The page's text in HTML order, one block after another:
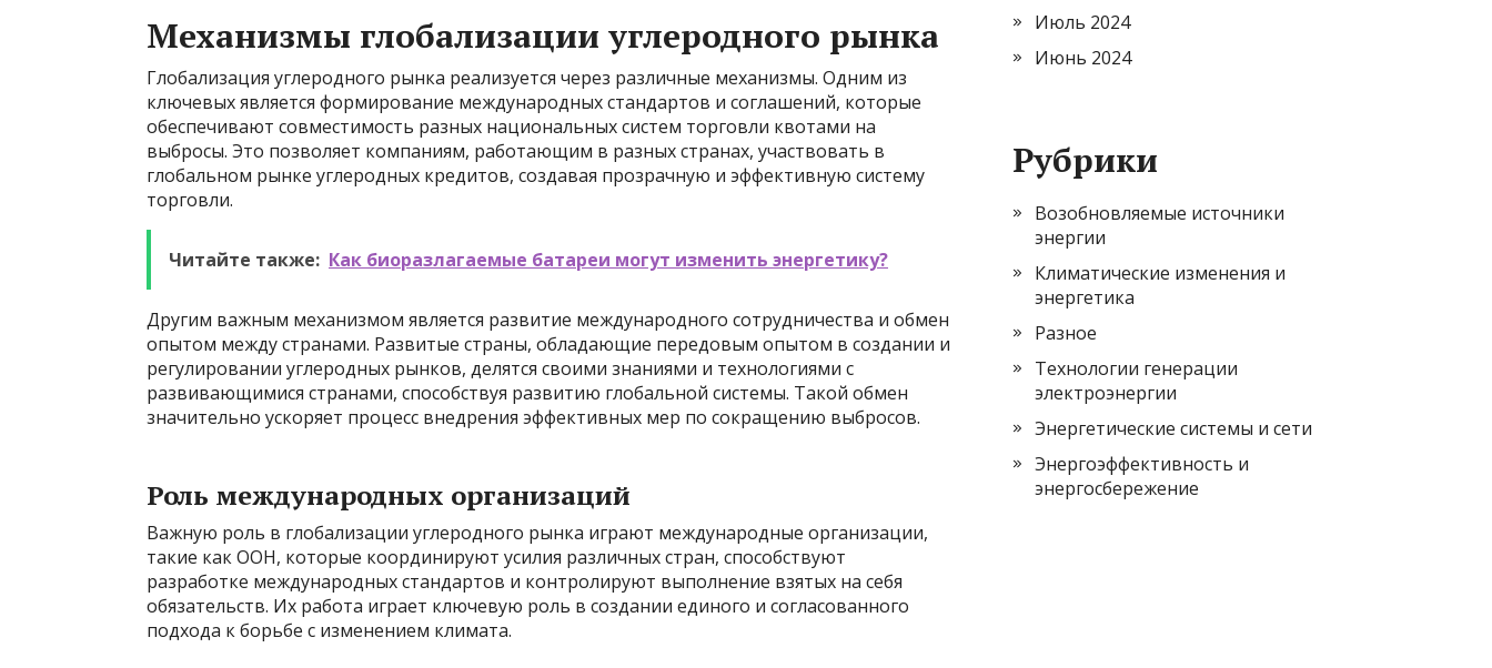
Механизмы глобализации углеродного рынка
Глобализация углеродного рынка реализуется через различные механизмы. Одним из
ключевых является формирование международных стандартов и соглашений, которые
обеспечивают совместимость разных национальных систем торговли квотами на
выбросы. Это позволяет компаниям, работающим в разных странах, участвовать в
глобальном рынке углеродных кредитов, создавая прозрачную и эффективную систему
торговли.
Читайте также: Как биоразлагаемые батареи могут изменить энергетику?
Другим важным механизмом является развитие международного сотрудничества и обмен
опытом между странами. Развитые страны, обладающие передовым опытом в создании и
регулировании углеродных рынков, делятся своими знаниями и технологиями с
развивающимися странами, способствуя развитию глобальной системы. Такой обмен
значительно ускоряет процесс внедрения эффективных мер по сокращению выбросов.
Роль международных организаций
Важную роль в глобализации углеродного рынка играют международные организации,
такие как ООН, которые координируют усилия различных стран, способствуют
разработке международных стандартов и контролируют выполнение взятых на себя
обязательств. Их работа играет ключевую роль в создании единого и согласованного
подхода к борьбе с изменением климата.
Июль 2024
Июнь 2024
Рубрики
Возобновляемые источники
энергии
Климатические изменения и
энергетика
Разное
Технологии генерации
электроэнергии
Энергетические системы и сети
Энергоэффективность и
энергосбережение